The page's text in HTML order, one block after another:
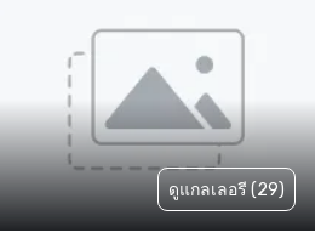
ดูแกลเลอรี (29)